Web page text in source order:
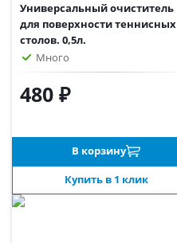
Универсальный очиститель
для поверхности теннисных
столов. 0,5л.
Много
480 ₽
В корзину
Купить в 1 клик